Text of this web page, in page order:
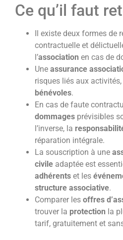
Ce qu’il faut
Il existe deux formes de
contractuelle et
l’association en cas de
Une assurance
risques liés aux
bénévoles.
En cas de faute
dommages prévisibles
l’inverse, la
réparation intégrale.
La souscription à une
civile adaptée est
adhérents et les
structure associative.
Comparer les offres
trouver la protection la
tarif, gratuitement et